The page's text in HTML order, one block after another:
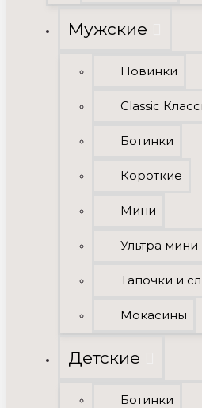
Мужские
Новинки
Classic
Ботинки
Короткие
Мини
Ультра мини
Тапочки и
Мокасины
Детские
Ботинки